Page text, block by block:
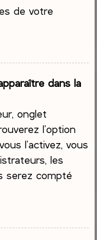
de votre
dans la
onglet
l’option
l’activez, vous
les
serez compté